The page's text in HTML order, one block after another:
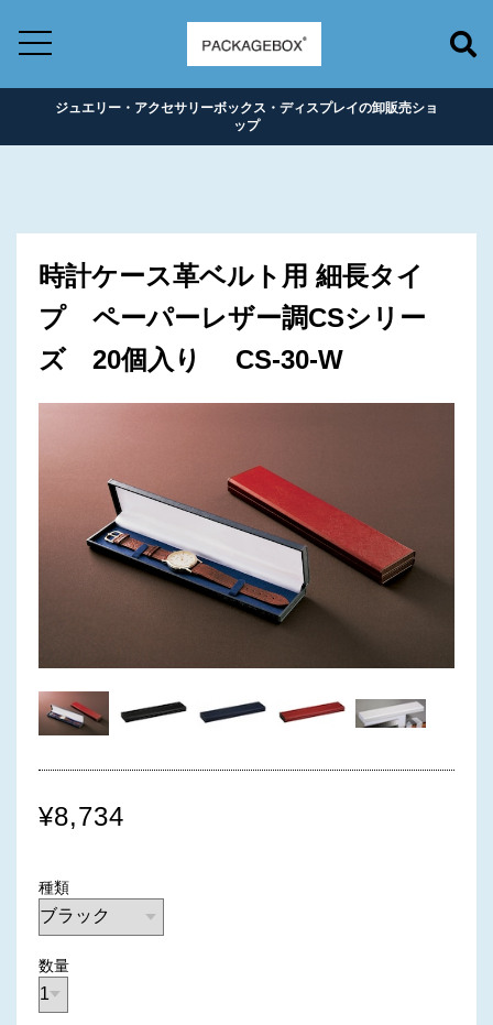
ジュエリー・アクセサリーボックス・ディスプレイの卸販売ショ
ップ
時計ケース革ベルト用 細長タイ
プ ペーパーレザー調CSシリー
ズ 20個入り CS-30-W
¥8,734
種類
数量